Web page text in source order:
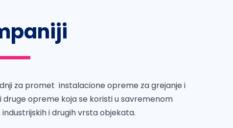
za promet instalacione opreme za grejanje i
opreme koja se koristi u savremenom
i drugih vrsta objekata.